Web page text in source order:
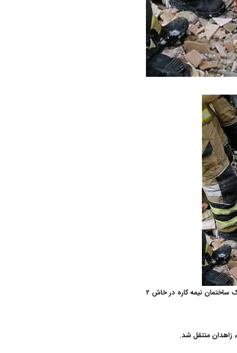
مدیر مرکز حوادث فوریت‌های پزشکی دانشگاه علوم پزشکی زاهدان گفت: ریزش آوار یک ساختمان نیمه کاره در خاش ۲
زاهدان متتقل شد.
نسخه سریع‌تر، پنهان‌کارتر و
هواپیمای مرموز E-11A BACN چیست؟